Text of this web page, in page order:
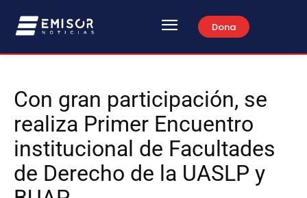
Dona
Con gran participación, se
realiza Primer Encuentro
institucional de Facultades
de Derecho de la UASLP y